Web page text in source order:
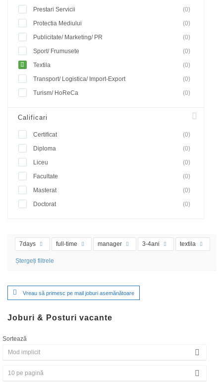
Prestari Servicii
(0)
Protectia Mediului
(0)
Publicitate/ Marketing/ PR
(0)
Sport/ Frumusete
(0)
Textila
(0)
Transport/ Logistica/ Import-Export
(0)
Turism/ HoReCa
(0)
Calificari
Certificat
(0)
Diploma
(0)
Liceu
(0)
Facultate
(0)
Masterat
(0)
Doctorat
(0)
7days full-time manager 3-4ani textila
Ștergeți filtrele
Vreau să primesc pe mail joburi asemănătoare
Joburi & Posturi vacante
Sortează